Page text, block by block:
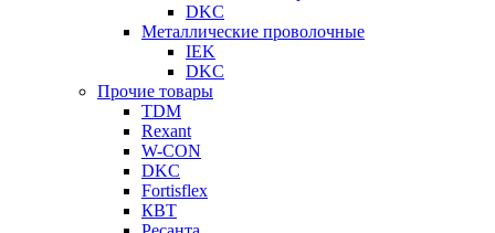
DKC
Металлические проволочные
IEK
DKC
Прочие товары
TDM
Rexant
W-CON
DKC
Fortisflex
КВТ